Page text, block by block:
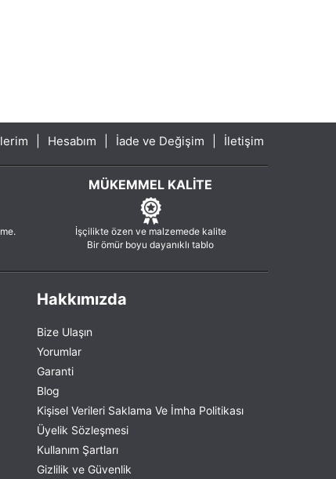
Hesabım İade ve Değişim İletişim
MÜKEMMEL KALITE
İşçilikte özen ve malzemede kalite
Bir ömür boyu dayanıklı tablo
Hakkımızda
Bize Ulaşın
Yorumlar
Garanti
Blog
Kişisel Verileri Saklama Ve İmha Politikası
Üyelik Sözleşmesi
Kullanım Şartları
Gizlilik ve Güvenlik